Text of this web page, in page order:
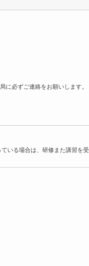
必ずご連絡をお願いします。
いる場合は、研修また講習を受